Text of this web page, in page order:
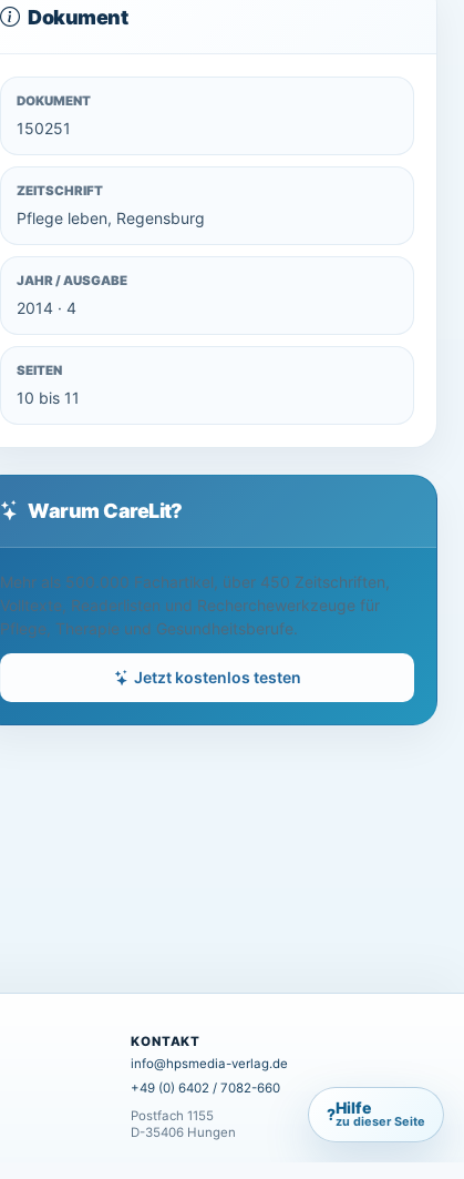
Dokument
DOKUMENT
150251
ZEITSCHRIFT
Pflege leben, Regensburg
JAHR / AUSGABE
2014 · 4
SEITEN
10 bis 11
Warum CareLit?
Mehr als 500.000 Fachartikel, über 450 Zeitschriften,
Volltexte, Readerlisten und Recherchewerkzeuge für
Pflege, Therapie und Gesundheitsberufe.
Jetzt kostenlos testen
KONTAKT
info@hpsmedia-verlag.de
+49 (0) 6402 / 7082-660
Postfach 1155
D-35406 Hungen
?Hilfe
zu dieser Seite